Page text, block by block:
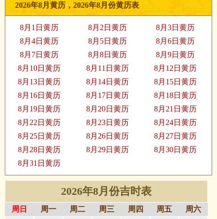
2026年8月黄历，2026年8月份黄历表
8月1日黄历 8月2日黄历
8月3日黄历
8月4日黄历
8月5日黄历
8月6日黄历
8月7日黄历
8月8日黄历
8月9日黄历
8月10日黄历
8月11日黄历
8月12日黄历
8月13日黄历
8月14日黄历
8月15日黄历
8月16日黄历
8月17日黄历
8月18日黄历
8月19日黄历
8月20日黄历
8月21日黄历
8月22日黄历
8月23日黄历
8月24日黄历
8月25日黄历
8月26日黄历
8月27日黄历
8月28日黄历
8月29日黄历
8月30日黄历
8月31日黄历
2026年8月份吉时表
周日 周一 周二 周三 周四 周五
周六